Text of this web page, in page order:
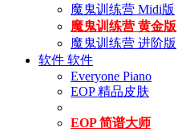
魔鬼训练营 Midi版
魔鬼训练营 黄金版
魔鬼训练营 进阶版
软件 软件
Everyone Piano
EOP 精品皮肤
EOP 简谱大师